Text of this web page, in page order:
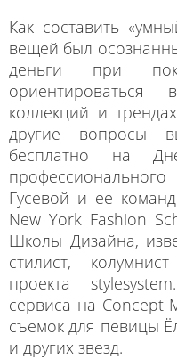
Как составить
вещей был
деньги при
коллекций и
другие вопросы
бесплатно на
Гусевой и ее
New York Fashion
Школы Дизайна,
стилист,
проекта
сервиса на Concept
съемок для певицы
и других звезд.